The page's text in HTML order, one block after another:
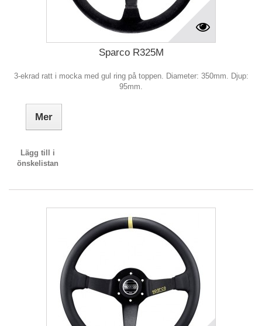
Sparco R325M
3-ekrad ratt i mocka med gul ring på toppen. Diameter: 350mm. Djup:
95mm.
Mer
Lägg till i
önskelistan